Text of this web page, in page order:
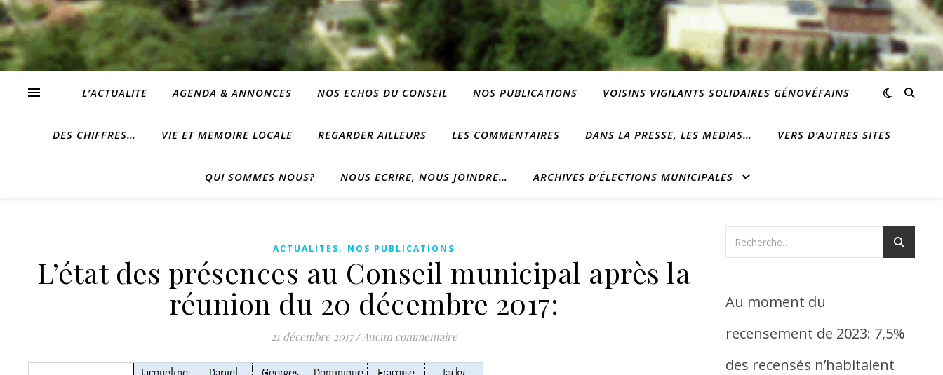
L’ACTUALITE AGENDA & ANNONCES NOS ECHOS DU CONSEIL NOS PUBLICATIONS VOISINS VIGILANTS SOLIDAIRES GÉNOVÉFAINS
DES CHIFFRES… VIE ET MEMOIRE LOCALE REGARDER AILLEURS LES COMMENTAIRES DANS LA PRESSE, LES MEDIAS… VERS D’AUTRES SITES
QUI SOMMES NOUS? NOUS ECRIRE, NOUS JOINDRE… ARCHIVES D’ÉLECTIONS MUNICIPALES
ACTUALITES, NOS PUBLICATIONS
L’état des présences au Conseil municipal après la
réunion du 20 décembre 2017:
21 décembre 2017 /Aucun commentaire
Au moment du
recensement de 2023: 7,5%
des recensés n’habitaient